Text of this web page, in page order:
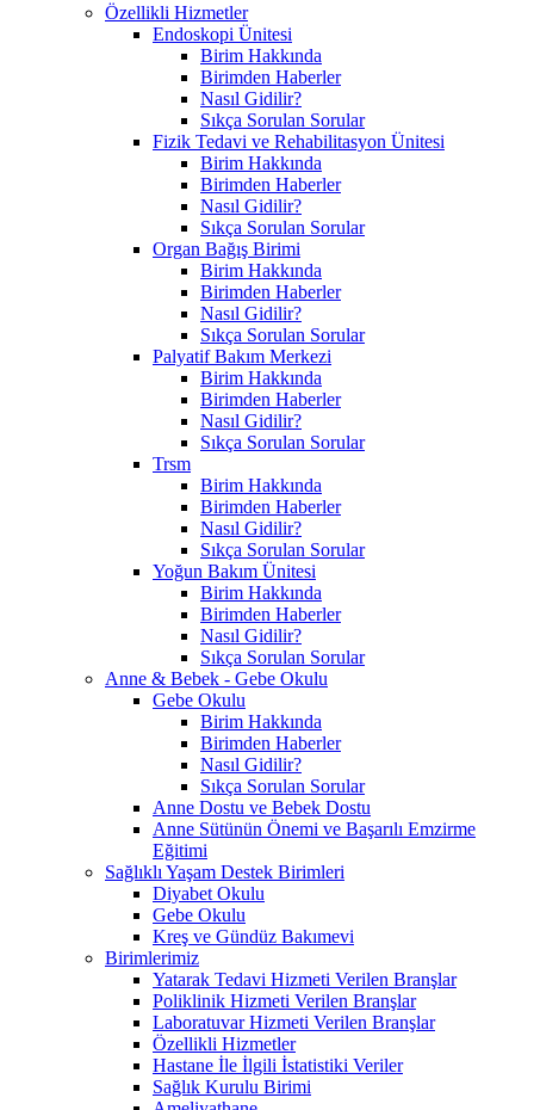
Özellikli Hizmetler
Endoskopi Ünitesi
Birim Hakkında
Birimden Haberler
Nasıl Gidilir?
Sıkça Sorulan Sorular
Fizik Tedavi ve Rehabilitasyon Ünitesi
Birim Hakkında
Birimden Haberler
Nasıl Gidilir?
Sıkça Sorulan Sorular
Organ Bağış Birimi
Birim Hakkında
Birimden Haberler
Nasıl Gidilir?
Sıkça Sorulan Sorular
Palyatif Bakım Merkezi
Birim Hakkında
Birimden Haberler
Nasıl Gidilir?
Sıkça Sorulan Sorular
Trsm
Birim Hakkında
Birimden Haberler
Nasıl Gidilir?
Sıkça Sorulan Sorular
Yoğun Bakım Ünitesi
Birim Hakkında
Birimden Haberler
Nasıl Gidilir?
Sıkça Sorulan Sorular
Anne & Bebek - Gebe Okulu
Gebe Okulu
Birim Hakkında
Birimden Haberler
Nasıl Gidilir?
Sıkça Sorulan Sorular
Anne Dostu ve Bebek Dostu
Anne Sütünün Önemi ve Başarılı Emzirme
Eğitimi
Sağlıklı Yaşam Destek Birimleri
Diyabet Okulu
Gebe Okulu
Kreş ve Gündüz Bakımevi
Birimlerimiz
Yatarak Tedavi Hizmeti Verilen Branşlar
Poliklinik Hizmeti Verilen Branşlar
Laboratuvar Hizmeti Verilen Branşlar
Özellikli Hizmetler
Hastane İle İlgili İstatistiki Veriler
Sağlık Kurulu Birimi